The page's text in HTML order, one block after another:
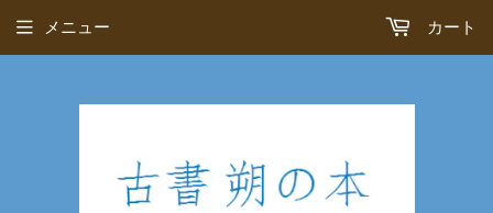
メニュー カート